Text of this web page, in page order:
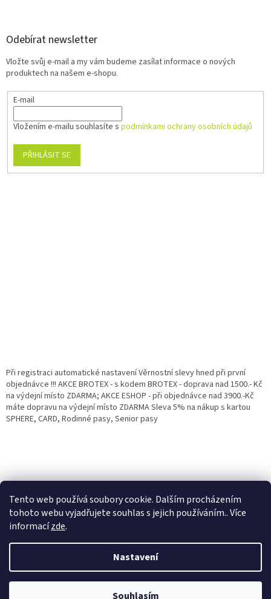
Tento web používá soubory cookie. Dalším procházením
tohoto webu vyjadřujete souhlas s jejich používáním.. Více
informacízde.
Nastavení
Souhlasím
nastavená Věrnostní sleva 3% - 10% na Všechny Vaše další nákupy. Čím
víc nakoupíte, tím větší slevu můžete získat. Vaše objednávky se sčítají.
Využít můžete i "Slevové kody" nebo DOPRAVU ZDARMA. Přejeme
příjemný nákup u nás Jana Kotasová Komárková a kolektiv pracovníků
Odebírat newsletter
Vložte svůj e-mail a my vám budeme zasílat informace o nových
produktech na našem e-shopu.
E-mail
Vložením e-mailu souhlasíte s podmínkami ochrany osobních údajů
PŘIHLÁSIT SE
Při registraci automatické nastavení Věrnostní slevy hned při první
objednávce !!! AKCE BROTEX - s kodem BROTEX - doprava nad 1500.- Kč
na výdejní místo ZDARMA; AKCE ESHOP - při objednávce nad 3900.-Kč
máte dopravu na výdejní místo ZDARMA Sleva 5% na nákup s kartou
SPHERE, CARD, Rodinné pasy, Senior pasy
Copyright 2026Eshop Jana. Všechna práva vyhrazena.